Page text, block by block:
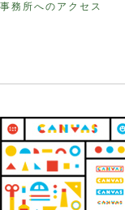
事務所へのアクセス